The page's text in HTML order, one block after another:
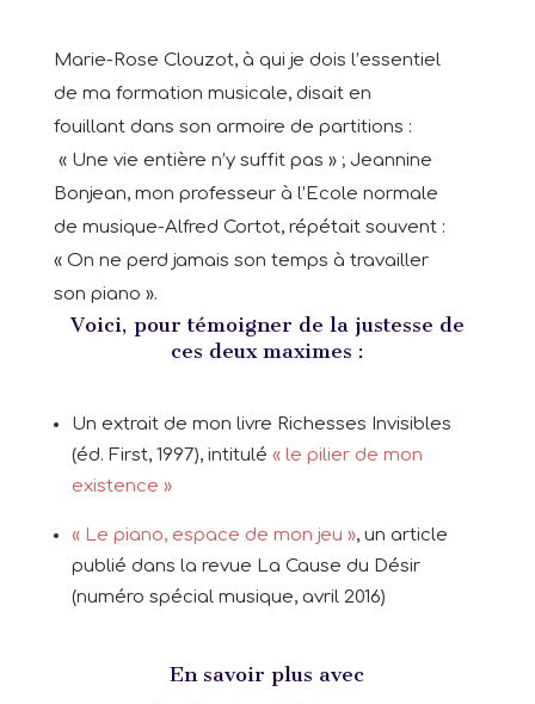
Marie-Rose Clouzot, à qui je dois l’essentiel
de ma formation musicale, disait en
fouillant dans son armoire de partitions :
« Une vie entière n’y suffit pas » ; Jeannine
Bonjean, mon professeur à l’Ecole normale
de musique-Alfred Cortot, répétait souvent :
« On ne perd jamais son temps à travailler
son piano ».
Voici, pour témoigner de la justesse de
ces deux maximes :
Un extrait de mon livre Richesses Invisibles
(éd. First, 1997), intitulé « le pilier de mon
existence »
« Le piano, espace de mon jeu », un article
publié dans la revue La Cause du Désir
(numéro spécial musique, avril 2016)
En savoir plus avec